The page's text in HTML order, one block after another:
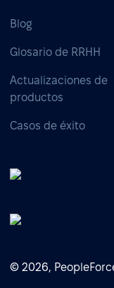
Blog
Glosario de RRHH
Actualizaciones de
productos
Casos de éxito
© 2026,